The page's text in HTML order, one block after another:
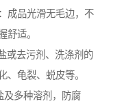
成品光滑无毛边，不
舒适。
或去污剂、洗涤剂的
、龟裂、蜕皮等。
及多种溶剂，防腐